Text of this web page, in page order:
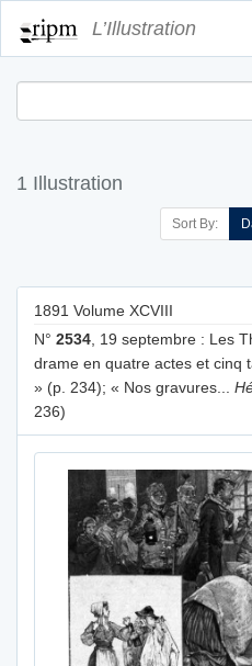
L’Illustration
1 Illustration
Sort By:
1891 Volume XCVIII
N° 2534 , 19 septembre : Les
drame en quatre actes et cinq
» (p. 234); « Nos gravures...
236)